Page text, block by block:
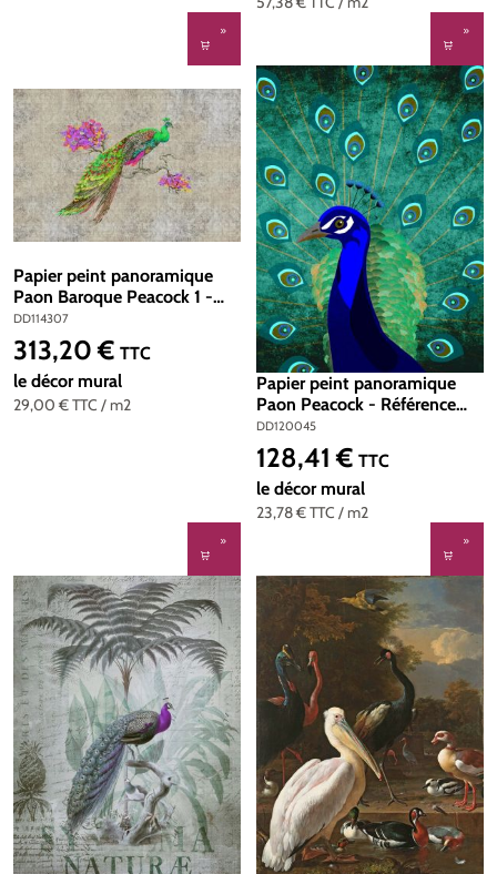
Papier peint panoramique
Paon Baroque Peacock 1 -
Référence DD114307 -
Intissé 200g/m2 - Standard
400 x 270
DD114307
29,00 €TTC / m2
Prix régulier :
313,20 € TTC
le décor mural
Papier peint panoramique
Paon Peacock - Référence
DD120045 - Intissé
200g/m2 - Standard 200 x
270
DD120045
23,78 €TTC / m2
Prix régulier :
128,41 € TTC
le décor mural